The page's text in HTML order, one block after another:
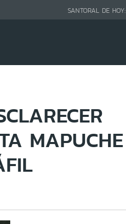
SANTORAL DE HOY:
MAPUCHE